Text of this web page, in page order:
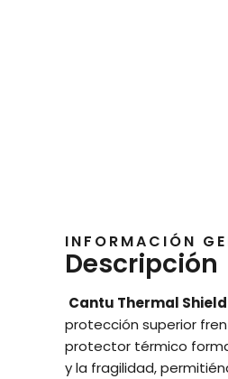
INFORMACIÓN
Descripción
Cantu Thermal
protección superior
protector térmico
y la fragilidad,